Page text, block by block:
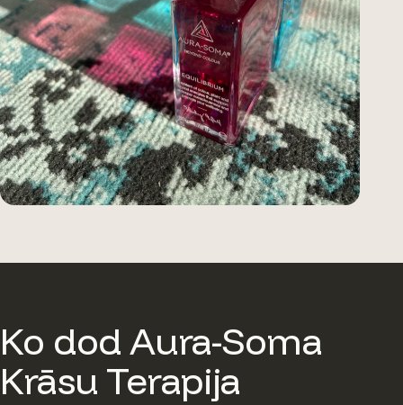
Ko dod Aura-Soma
Krāsu Terapija